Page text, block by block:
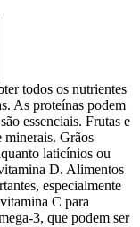
todos os nutrientes
As proteínas podem
essenciais. Frutas e
minerais. Grãos
laticínios ou
D. Alimentos
especialmente
C para
3, que podem ser